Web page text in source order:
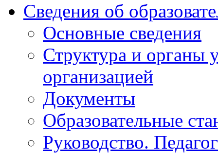
Сведения об
Основные сведения
Структура и органы
организацией
Документы
Образовательные
Руководство.